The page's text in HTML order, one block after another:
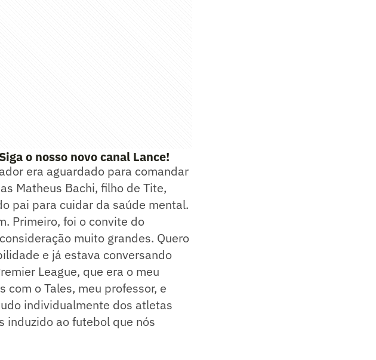
o nosso novo canal Lance!
era aguardado para comandar
Matheus Bachi, filho de Tite,
pai para cuidar da saúde mental.
Primeiro, foi o convite do
muito grandes. Quero
e já estava conversando
League, que era o meu
com o Tales, meu professor, e
individualmente dos atletas
induzido ao futebol que nós